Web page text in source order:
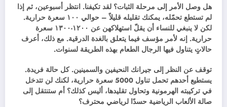
هل وصل الأمر إلى مرحلة الثبات؟ لقد تكيفنا. انتظر أسبوعين، ثم إذا
لم تستطع تحمّله، يمكنك تقليله قليلاً – حوالي ١٠٠ سعرة حرارية.
لكن لا ينبغي للنساء أن يقلّ استهلاكهن عن ١٢٠٠-١٣٠٠ سعرة
حرارية. إنه لأمر مؤسف فيما يتعلق بالغدة الدرقية. مع ذلك، أعرف
حالاتٍ يتناول فيها الرجال الطعام بهذه الطريقة لسنوات.
توقف عن النظر إلى جيرانك النحيفين والسمينين. كل حالة فريدة.
يستطيع أحدهم تحمل تناول 5000 سعرة حرارية، لكنك لن تتدخل
في تركيبته الهرمونية وتحاول تقليدها، أليس كذلك؟ أم ستنتقل إلى
صالة الألعاب الرياضية حسدًا لرياضي محترف؟